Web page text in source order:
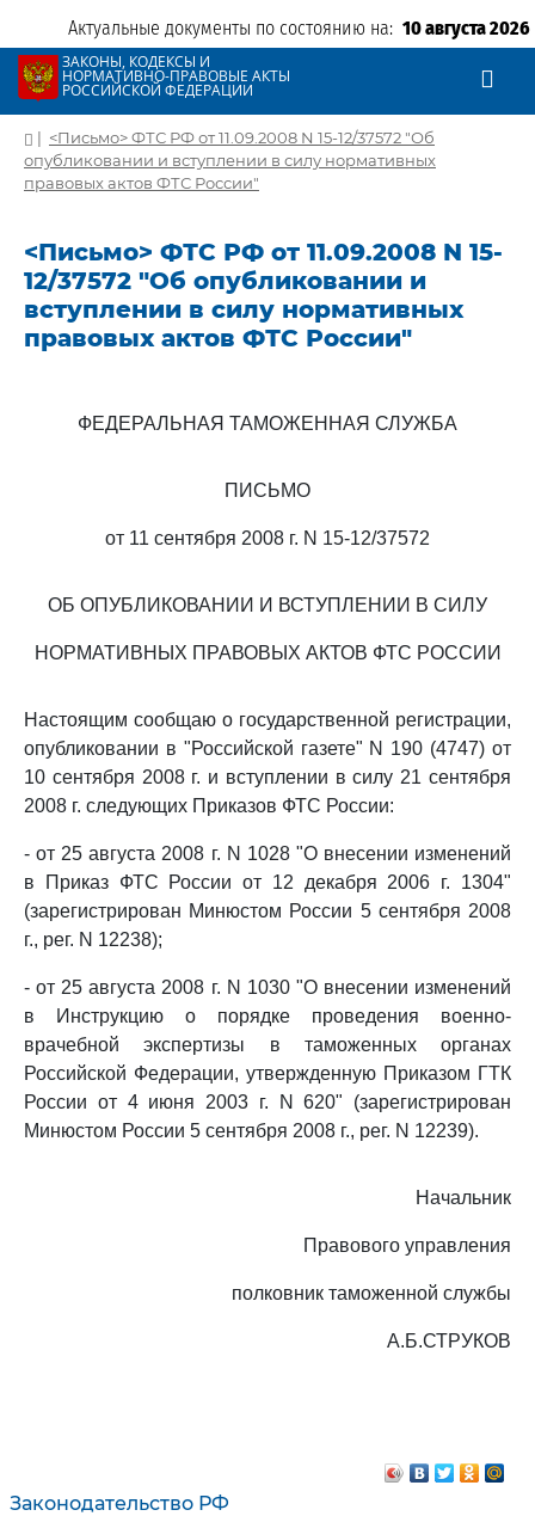
Актуальные документы по состоянию на: 10 августа 2026
ЗАКОНЫ, КОДЕКСЫ И
НОРМАТИВНО-ПРАВОВЫЕ АКТЫ
РОССИЙСКОЙ ФЕДЕРАЦИИ
Законодательство РФ
| <Письмо> ФТС РФ от 11.09.2008 N 15-12/37572 "Об
опубликовании и вступлении в силу нормативных
правовых актов ФТС России"
<Письмо> ФТС РФ от 11.09.2008 N 15-
12/37572 "Об опубликовании и
вступлении в силу нормативных
правовых актов ФТС России"
ФЕДЕРАЛЬНАЯ ТАМОЖЕННАЯ СЛУЖБА
ПИСЬМО
от 11 сентября 2008 г. N 15-12/37572
ОБ ОПУБЛИКОВАНИИ И ВСТУПЛЕНИИ В СИЛУ
НОРМАТИВНЫХ ПРАВОВЫХ АКТОВ ФТС РОССИИ
Настоящим сообщаю о государственной регистрации,
опубликовании в "Российской газете" N 190 (4747) от
10 сентября 2008 г. и вступлении в силу 21 сентября
2008 г. следующих Приказов ФТС России:
- от 25 августа 2008 г. N 1028 "О внесении изменений
в Приказ ФТС России от 12 декабря 2006 г. 1304"
(зарегистрирован Минюстом России 5 сентября 2008
г., рег. N 12238);
- от 25 августа 2008 г. N 1030 "О внесении изменений
в Инструкцию о порядке проведения военно-
врачебной экспертизы в таможенных органах
Российской Федерации, утвержденную Приказом ГТК
России от 4 июня 2003 г. N 620" (зарегистрирован
Минюстом России 5 сентября 2008 г., рег. N 12239).
Начальник
Правового управления
полковник таможенной службы
А.Б.СТРУКОВ